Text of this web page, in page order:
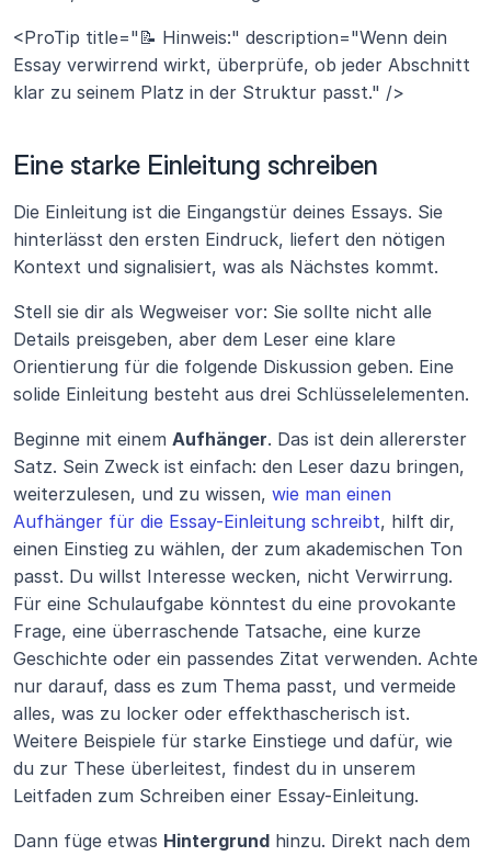
<ProTip title="📝 Hinweis:" description="Wenn dein
Essay verwirrend wirkt, überprüfe, ob jeder Abschnitt
klar zu seinem Platz in der Struktur passt." />
Eine starke Einleitung schreiben
Die Einleitung ist die Eingangstür deines Essays. Sie
hinterlässt den ersten Eindruck, liefert den nötigen
Kontext und signalisiert, was als Nächstes kommt.
Stell sie dir als Wegweiser vor: Sie sollte nicht alle
Details preisgeben, aber dem Leser eine klare
Orientierung für die folgende Diskussion geben. Eine
solide Einleitung besteht aus drei Schlüsselelementen.
Beginne mit einem Aufhänger. Das ist dein allererster
Satz. Sein Zweck ist einfach: den Leser dazu bringen,
weiterzulesen, und zu wissen, wie man einen
Aufhänger für die Essay-Einleitung schreibt, hilft dir,
einen Einstieg zu wählen, der zum akademischen Ton
passt. Du willst Interesse wecken, nicht Verwirrung.
Für eine Schulaufgabe könntest du eine provokante
Frage, eine überraschende Tatsache, eine kurze
Geschichte oder ein passendes Zitat verwenden. Achte
nur darauf, dass es zum Thema passt, und vermeide
alles, was zu locker oder effekthascherisch ist.
Weitere Beispiele für starke Einstiege und dafür, wie
du zur These überleitest, findest du in unserem
Leitfaden zum Schreiben einer Essay-Einleitung.
Dann füge etwas Hintergrund hinzu. Direkt nach dem